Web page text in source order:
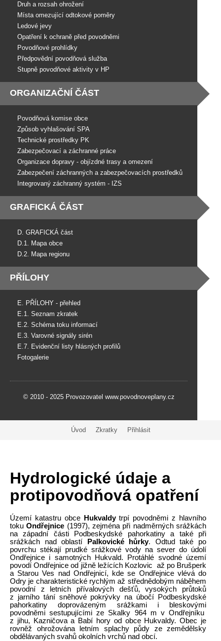
Druh a rozsah ohrožení
Místa omezující odtokové poměry
Ledové jevy
Opatření k ochraně před povodněmi
Povodňové prohlídky
Předpovědní povodňová služba
Stupně povodňové aktivity v HP
ORGANIZAČNÍ ČÁST
Povodňová komise obce
Způsob vyhlašování SPA
Technické prostředky PK
Zabezpečovací a záchranné práce
Organizace dopravy - objízdné trasy a omezení
Zabezpečení záchranných a zabezpečovacích prostředků
Integrovaný záchranný systém - IZS
GRAFICKÁ ČÁST
D. GRAFICKÁ část
D.1. Mapa obce
D.2. Mapa regionu
PŘÍLOHY
E. PŘÍLOHY - přehled
E.1. Seznam zkratek
E.2. Schéma toku informací
E.3. Varovné signály sirén
E.7. Evidenční listy hlásných profilů
Fotogalerie
© 2010 - 2025 Provozovatel www.povodnoveplany.cz
Úvod Zkratky Přihlásit
Hydrologické údaje a
protipovodňová opatření
Území katastru obce Hukvaldytrpí povodněmi z hlavního
tokuOndřejnice (1997), zejména při nadměrných srážkách
na západní části Podbeskydské pahorkatiny a také při
srážkách nad oblastí Palkovické hůrky. Odtud také po
povrchu stékají prudké srážkové vody na sever do údolí
Ondřejnice i samotných Hukvald. Protáhlé svodné území
povodí Ondřejnice od jižně ležících Kozlovic až po Brušperk
a Starou Ves nad Ondřejnicí, kde se Ondřejnice vlévá do
Odry je charakteristické rychlým až střednědobým náběhem
povodní z letních přívalových dešťů, vysokých průtoků
z jarního tání sněhové pokrývky na úbočí Podbeskydské
pahorkatiny doprovázeným srážkami i bleskovými
povodněmi sestupujícími ze Skalky 964 m v Ondřejníku
z jihu, Kazničova a Babí hory od obce Hukvaldy. Obec je
rovněž ohrožována letním splachy půdy ze zemědělsky
obdělávaných svahů okolních vrchů nad obcí.